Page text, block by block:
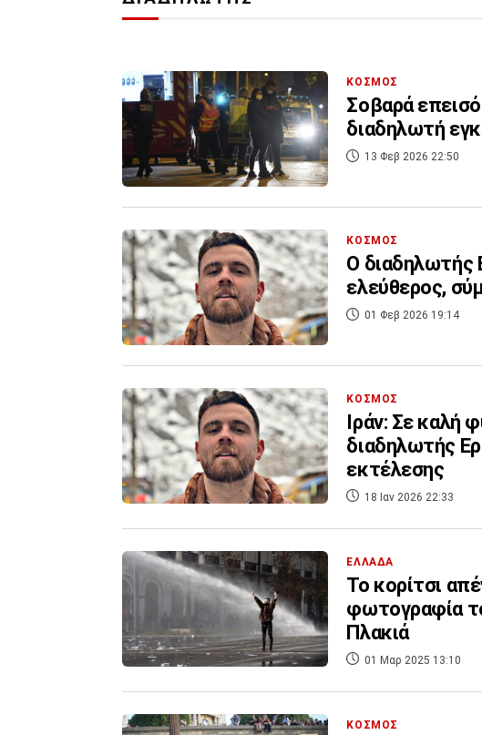
ΚΟΣΜΟΣ
Σοβαρά
διαδηλωτή
13 Φεβ 2026 22:50
ΚΟΣΜΟΣ
Ο διαδηλωτής
ελεύθερος,
01 Φεβ 2026 19:14
ΚΟΣΜΟΣ
Ιράν: Σε καλή
διαδηλωτής
εκτέλεσης
18 Ιαν 2026 22:33
ΕΛΛΑΔΑ
Το κορίτσι
φωτογραφία
Πλακιά
01 Μαρ 2025 13:10
ΚΟΣΜΟΣ